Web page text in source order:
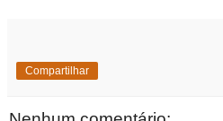
Compartilhar